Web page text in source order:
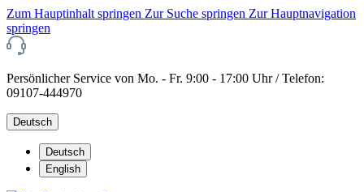
Zum Hauptinhalt springen Zur Suche springen Zur Hauptnavigation
springen
Persönlicher Service von Mo. - Fr. 9:00 - 17:00 Uhr / Telefon:
09107-444970
Deutsch
Deutsch
English